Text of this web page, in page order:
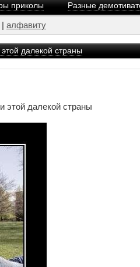
приколы Разные
| алфавиту
далекой страны
далекой страны